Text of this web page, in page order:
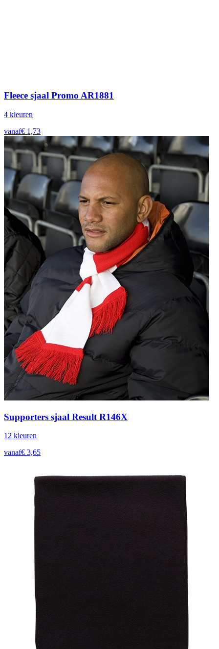
Fleece sjaal Promo AR1881
4 kleuren
vanaf€ 1,73
Supporters sjaal Result R146X
12 kleuren
vanaf€ 3,65